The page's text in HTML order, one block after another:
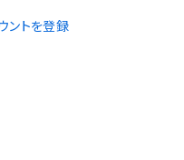
ントを登録